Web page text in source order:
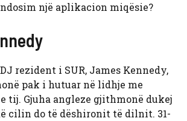
një aplikacion miqësie?
rezident i SUR, James Kennedy,
pak i hutuar në lidhje me
tij. Gjuha angleze gjithmonë dukej
cilin do të dëshironit të dilnit. 31-